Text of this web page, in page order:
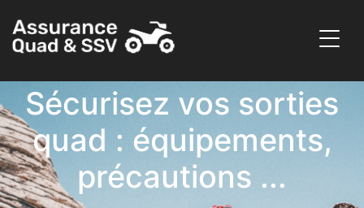
Sécurisez vos sorties
quad : équipements,
précautions ...